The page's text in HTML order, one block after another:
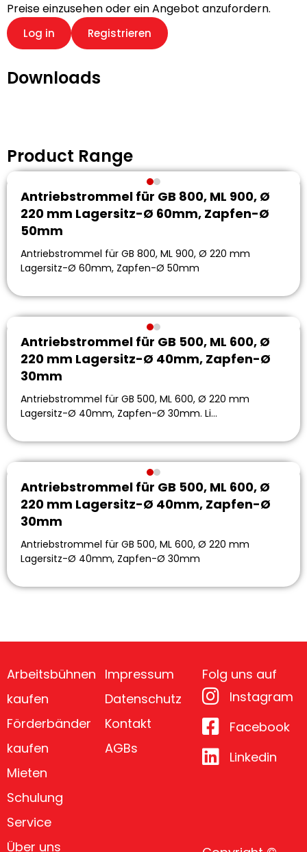
Preise einzusehen oder ein Angebot anzufordern.
Log in Registrieren
Downloads
Product Range
Antriebstrommel für GB 800, ML 900, Ø
220 mm Lagersitz-Ø 60mm, Zapfen-Ø
50mm
Antriebstrommel für GB 800, ML 900, Ø 220 mm
Lagersitz-Ø 60mm, Zapfen-Ø 50mm
Antriebstrommel für GB 500, ML 600, Ø
220 mm Lagersitz-Ø 40mm, Zapfen-Ø
30mm
Antriebstrommel für GB 500, ML 600, Ø 220 mm
Lagersitz-Ø 40mm, Zapfen-Ø 30mm. Li…
Antriebstrommel für GB 500, ML 600, Ø
220 mm Lagersitz-Ø 40mm, Zapfen-Ø
30mm
Antriebstrommel für GB 500, ML 600, Ø 220 mm
Lagersitz-Ø 40mm, Zapfen-Ø 30mm
Arbeitsbühnen
kaufen
Förderbänder
kaufen
Mieten
Schulung
Service
Über uns
Impressum
Datenschutz
Kontakt
AGBs
Folg uns auf
Instagram
Facebook
Linkedin